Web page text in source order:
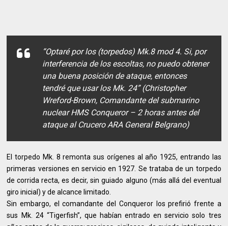
“Optaré por los (torpedos) Mk.8 mod 4. Si, por
interferencia de los escoltas, no puedo obtener
una buena posición de ataque, entonces
tendré que usar los Mk. 24”(Christopher
Wreford-Brown, Comandante del submarino
nuclear HMS Conqueror – 2 horas antes del
ataque al Crucero ARA General Belgrano)
El torpedo Mk. 8 remonta sus orígenes al año 1925, entrando las
primeras versiones en servicio en 1927. Se trataba de un torpedo
de corrida recta, es decir, sin guiado alguno (más allá del eventual
giro inicial) y de alcance limitado.
Sin embargo, el comandante del Conqueror los prefirió frente a
sus Mk. 24 “Tigerfish”, que habían entrado en servicio solo tres